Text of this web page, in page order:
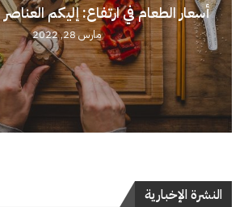
أسعار الطعام في ارتفاع: إليكم
مارس 28, 2022
النشرة الإخبارية